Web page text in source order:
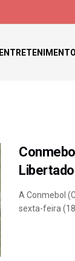
ENTRETENIMENTO
A Conmebol
sexta-feira